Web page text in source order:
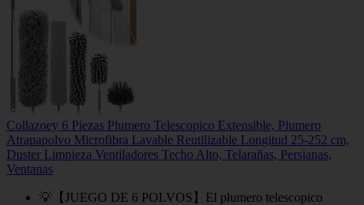
Collazoey 6 Piezas Plumero Telescopico Extensible, Plumero
Atrapapolvo Microfibra Lavable Reutilizable Longitud 25-252 cm,
Duster Limpieza Ventiladores Techo Alto, Telarañas, Persianas,
Ventanas
💡【JUEGO DE 6 POLVOS】El plumero telescopico